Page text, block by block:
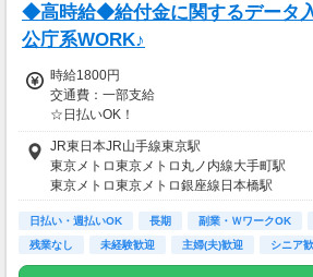
◆高時給◆給付金に関するデータ
公庁系WORK♪
時給1800円
交通費：一部支給
☆日払いOK！
・交通費規程あり
JR東日本JR山手線東京駅
東京メトロ東京メトロ丸ノ内線大手町駅
東京メトロ東京メトロ銀座線日本橋駅
日払い・週払いOK 長期 副業・ＷワークOK
残業なし
未経験歓迎 主婦(夫)歓迎 シニア